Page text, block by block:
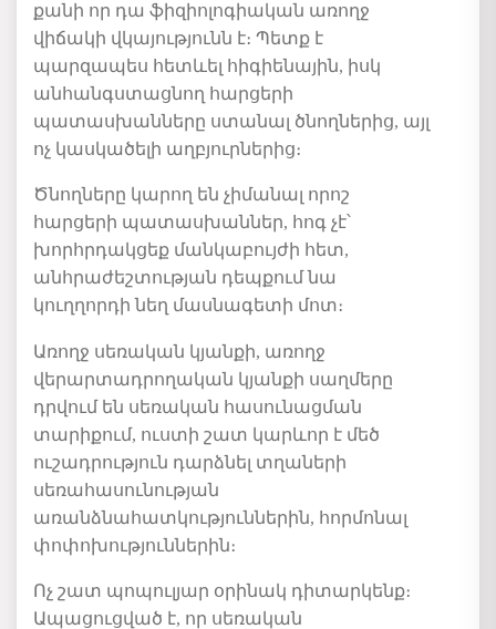
քանի որ դա ֆիզիոլոգիական առողջ
վիճակի վկայությունն է։ Պետք է
պարզապես հետևել հիգիենային, իսկ
անհանգստացնող հարցերի
պատասխանները ստանալ ծնողներից, այլ
ոչ կասկածելի աղբյուրներից։
Ծնողները կարող են չիմանալ որոշ
հարցերի պատասխաններ, հոգ չէ՝
խորհրդակցեք մանկաբույժի հետ,
անհրաժեշտության դեպքում նա
կուղղորդի նեղ մասնագետի մոտ։
Առողջ սեռական կյանքի, առողջ
վերարտադրողական կյանքի սաղմերը
դրվում են սեռական հասունացման
տարիքում, ուստի շատ կարևոր է մեծ
ուշադրություն դարձնել տղաների
սեռահասունության
առանձնահատկություններին, հորմոնալ
փոփոխություններին։
Ոչ շատ պոպուլյար օրինակ դիտարկենք։
Ապացուցված է, որ սեռական